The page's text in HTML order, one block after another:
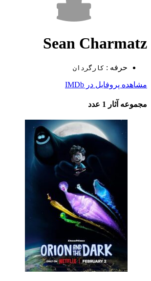
Sean Charmatz
حرفه : کارگردان
مشاهده پروفایل در IMDb
مجموعه آثار 1 عدد